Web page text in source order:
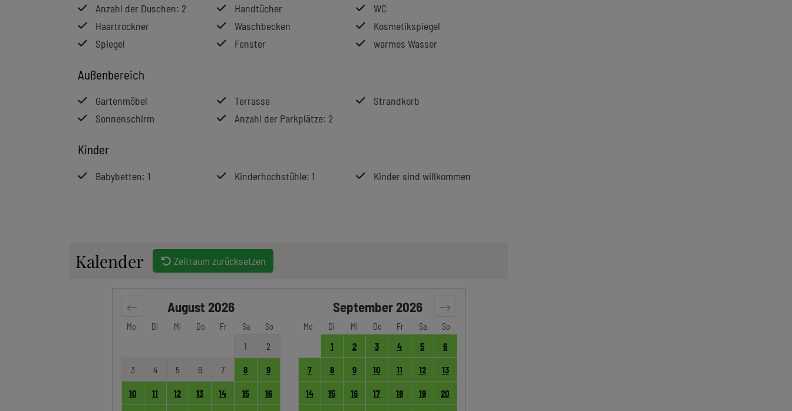
Anzahl der Duschen: 2 Handtücher
WC
Haartrockner
Waschbecken
Kosmetikspiegel
Spiegel
Fenster warmes Wasser
Außenbereich
Gartenmöbel Terrasse
Strandkorb
Sonnenschirm
Anzahl der Parkplätze: 2
Kinder
Babybetten: 1 Kinderhochstühle: 1 Kinder sind willkommen
Kalender Zeitraum zurücksetzen
Mo Di Mi Do Fr Sa So Mo Di Mi Do Fr Sa So
August 2026
1 2
3 4 5 6 7 8 9
10 11 12 13 14 15 16
September2026
1 2 3 4 5 6
7 8 9 10 11 12 13
14 15 16 17 18 19 20